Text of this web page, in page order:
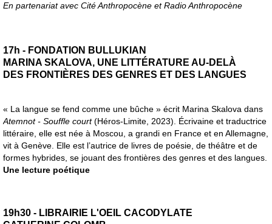
En partenariat avec Cité Anthropocène et Radio Anthropocène
17h - FONDATION BULLUKIAN
MARINA SKALOVA, UNE LITTÉRATURE AU-DELÀ
DES FRONTIÈRES DES GENRES ET DES LANGUES
« La langue se fend comme une bûche » écrit Marina Skalova dans
Atemnot - Souffle court(Héros-Limite, 2023). Écrivaine et traductrice
littéraire, elle est née à Moscou, a grandi en France et en Allemagne,
vit à Genève. Elle est l’autrice de livres de poésie, de théâtre et de
formes hybrides, se jouant des frontières des genres et des langues.
Une lecture poétique
19h30 - LIBRAIRIE L'OEIL CACODYLATE